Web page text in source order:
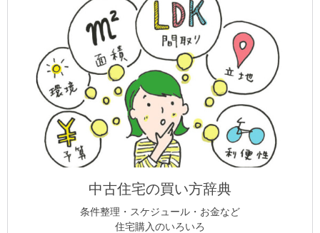
中古住宅の買い方辞典
条件整理・スケジュール・お金など
住宅購入のいろいろ